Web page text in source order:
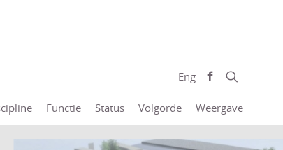
Eng
Functie Status Volgorde Weergave